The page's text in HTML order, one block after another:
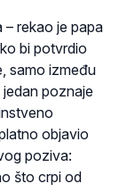
rekao je papa
bi potvrdio
samo između
poznaje
objavio
poziva:
što crpi od